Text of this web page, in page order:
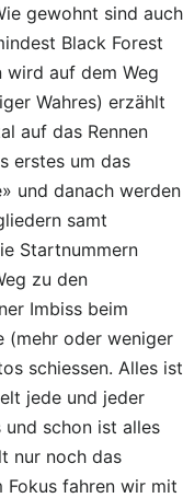
gewohnt sind auch
Black Forest
wird auf dem Weg
Wahres) erzählt
auf das Rennen
erstes um das
und danach werden
samt
Startnummern
zu den
Imbiss beim
(mehr oder weniger
schiessen. Alles ist
jede und jeder
und schon ist alles
nur noch das
Fokus fahren wir mit